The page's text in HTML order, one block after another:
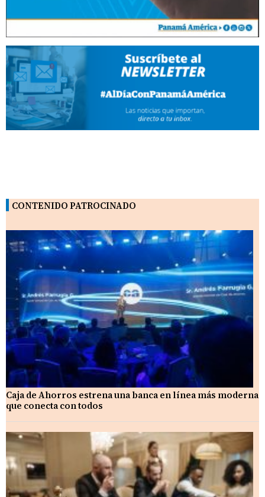
CONTENIDO PATROCINADO
Caja de Ahorros estrena una banca en línea más moderna
que conecta con todos